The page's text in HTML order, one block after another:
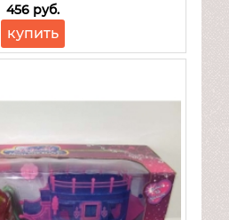
456 руб.
купить